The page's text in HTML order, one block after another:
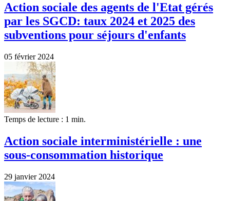
Action sociale des agents de l'Etat gérés
par les SGCD: taux 2024 et 2025 des
subventions pour séjours d'enfants
05 février 2024
Temps de lecture : 1 min.
Action sociale interministérielle : une
sous-consommation historique
29 janvier 2024